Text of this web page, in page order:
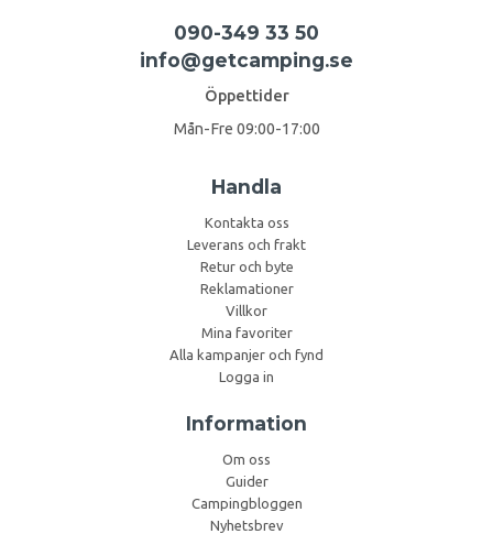
090-349 33 50
info@getcamping.se
Öppettider
Mån-Fre 09:00-17:00
Handla
Kontakta oss
Leverans och frakt
Retur och byte
Reklamationer
Villkor
Mina favoriter
Alla kampanjer och fynd
Logga in
Information
Om oss
Guider
Campingbloggen
Nyhetsbrev